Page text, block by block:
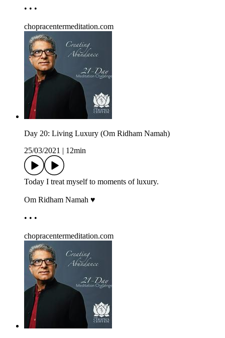
• • •
chopracentermeditation.com
Day 20: Living Luxury (Om Ridham Namah)
25/03/2021
12min
Today I treat myself to moments of luxury.
Om Ridham Namah ♥
• • •
chopracentermeditation.com